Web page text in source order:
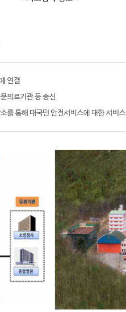
연결
의료기관 등 송신
를 통해 대국민 안전서비스에 대한 서비스